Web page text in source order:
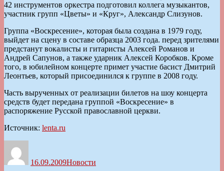
42 инструментов оркестра подготовил коллега музыкантов,
участник групп «Цветы» и «Круг», Александр Слизунов.
Группа «Воскресение», которая была создана в 1979 году,
выйдет на сцену в составе образца 2003 года. перед зрителями
предстанут вокалисты и гитаристы Алексей Романов и
Андрей Сапунов, а также ударник Алексей Коробков. Кроме
того, в юбилейном концерте примет участие басист Дмитрий
Леонтьев, который присоединился к группе в 2008 году.
Часть вырученных от реализации билетов на шоу концерта
средств будет передана группой «Воскресение» в
распоряжение Русской православной церкви.
Источник: lenta.ru
16.09.2009Новости